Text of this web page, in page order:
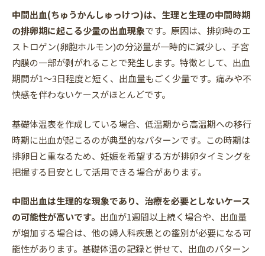
中間出血(ちゅうかんしゅっけつ)は、生理と生理の中間時期
の排卵期に起こる少量の出血現象です。原因は、排卵時のエ
ストロゲン(卵胞ホルモン)の分泌量が一時的に減少し、子宮
内膜の一部が剥がれることで発生します。特徴として、出血
期間が1〜3日程度と短く、出血量もごく少量です。痛みや不
快感を伴わないケースがほとんどです。
基礎体温表を作成している場合、低温期から高温期への移行
時期に出血が起こるのが典型的なパターンです。この時期は
排卵日と重なるため、妊娠を希望する方が排卵タイミングを
把握する目安として活用できる場合があります。
中間出血は生理的な現象であり、治療を必要としないケース
の可能性が高いです。 出血が1週間以上続く場合や、出血量
が増加する場合は、他の婦人科疾患との鑑別が必要になる可
能性があります。基礎体温の記録と併せて、出血のパターン